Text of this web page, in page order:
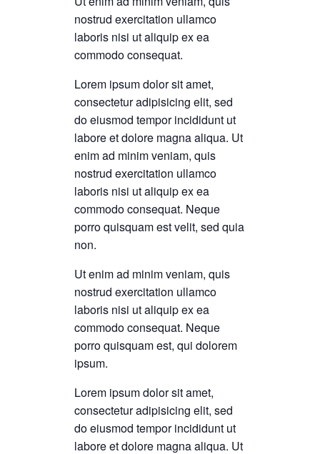
nostrud exercitation ullamco
laboris nisi ut aliquip ex ea
commodo consequat.
Lorem ipsum dolor sit amet,
consectetur adipisicing elit, sed
do eiusmod tempor incididunt ut
labore et dolore magna aliqua. Ut
enim ad minim veniam, quis
nostrud exercitation ullamco
laboris nisi ut aliquip ex ea
commodo consequat. Neque
porro quisquam est velit, sed quia
non.
Ut enim ad minim veniam, quis
nostrud exercitation ullamco
laboris nisi ut aliquip ex ea
commodo consequat. Neque
porro quisquam est, qui dolorem
ipsum.
Lorem ipsum dolor sit amet,
consectetur adipisicing elit, sed
do eiusmod tempor incididunt ut
labore et dolore magna aliqua. Ut